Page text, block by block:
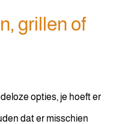
grillen of
opties, je hoeft er
dat er misschien